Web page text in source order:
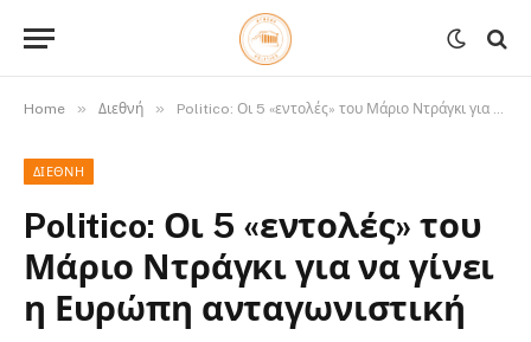
Home » Διεθνή » Politico: Οι 5 «εντολές» του Μάριο Ντράγκι για να γίνει η Ευρώπη ανταγωνιστική
ΔΙΕΘΝΉ
Politico: Οι 5 «εντολές» του
Μάριο Ντράγκι για να γίνει
η Ευρώπη ανταγωνιστική